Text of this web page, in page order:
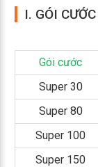
I. GÓI
Gói cước
Super 30
Super 80
Super 100
Super 150